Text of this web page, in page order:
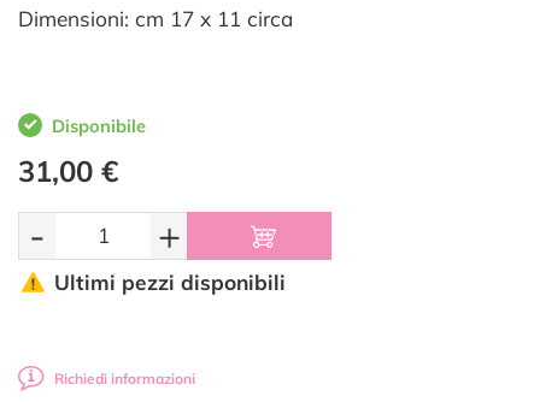
Dimensioni: cm 17 x 11 circa
Disponibile
31,00 €
- +
Ultimi pezzi disponibili
Richiedi informazioni